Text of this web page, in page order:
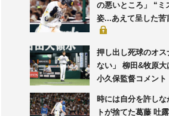
の悪いところ」 “ミ
姿...あえて呈した苦
押し出し死球のオス
ない」 柳田&牧原
小久保監督コメント
時には自分を許し
トが捨てた葛藤 吐